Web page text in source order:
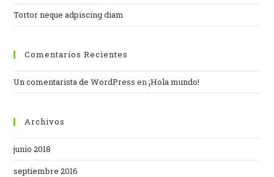
Tortor neque adpiscing diam
Comentarios Recientes
Un comentarista de WordPress en¡Hola mundo!
Archivos
junio 2018
septiembre 2016